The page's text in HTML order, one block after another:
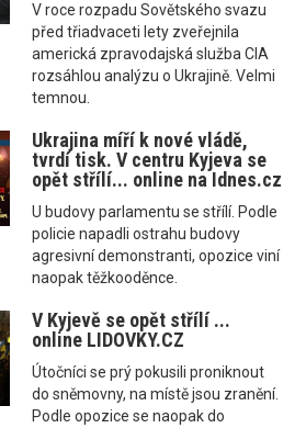
V roce rozpadu Sovětského svazu
před třiadvaceti lety zveřejnila
americká zpravodajská služba CIA
rozsáhlou analýzu o Ukrajině. Velmi
temnou.
Ukrajina míří k nové vládě,
tvrdí tisk. V centru Kyjeva se
opět střílí... online na Idnes.cz
U budovy parlamentu se střílí. Podle
policie napadli ostrahu budovy
agresivní demonstranti, opozice viní
naopak těžkooděnce.
V Kyjevě se opět střílí ...
online LIDOVKY.CZ
Útočníci se prý pokusili proniknout
do sněmovny, na místě jsou zranění.
Podle opozice se naopak do